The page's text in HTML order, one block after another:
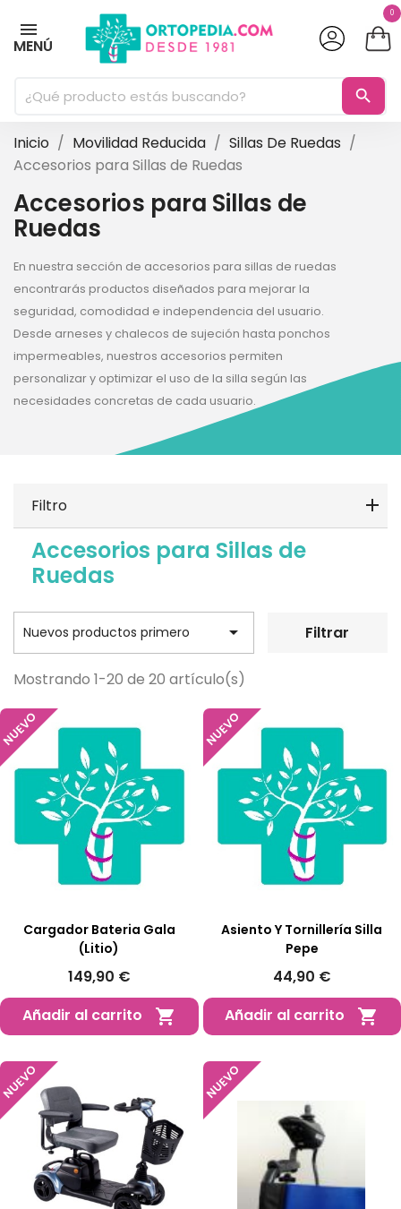
MENÚ
0
search
Inicio Movilidad Reducida
Sillas De Ruedas
Accesorios para Sillas de Ruedas
Accesorios para Sillas de
Ruedas
En nuestra sección de accesorios para sillas de ruedas
encontrarás productos diseñados para mejorar la
seguridad, comodidad e independencia del usuario.
Desde arneses y chalecos de sujeción hasta ponchos
impermeables, nuestros accesorios permiten
personalizar y optimizar el uso de la silla según las
necesidades concretas de cada usuario.
Filtro
Accesorios para Sillas de
Ruedas
Nuevos productos primero  Filtrar
Mostrando 1-20 de 20 artículo(s)
Cargador Bateria Gala
(litio)
149,90 €
Añadir al carrito

NUEVO
Asiento Y Tornillería Silla
Pepe
44,90 €
Añadir al carrito

NUEVO
NUEVO NUEVO